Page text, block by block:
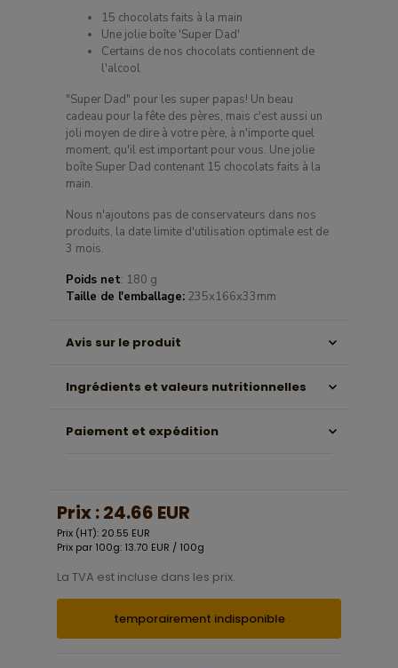
15 chocolats faits à la main
Une jolie boîte 'Super Dad'
Certains de nos chocolats contiennent de
l'alcool
"Super Dad" pour les super papas! Un beau
cadeau pour la fête des pères, mais c'est aussi un
joli moyen de dire à votre père, à n'importe quel
moment, qu'il est important pour vous. Une jolie
boîte Super Dad contenant 15 chocolats faits à la
main.
Nous n'ajoutons pas de conservateurs dans nos
produits, la date limite d'utilisation optimale est de
3 mois.
Poids net: 180 g
Taille de l'emballage: 235x166x33mm
Avis sur le produit
Ingrédients et valeurs nutritionnelles
Paiement et expédition
Prix :24.66 EUR
Prix (HT): 20.55 EUR
Prix par 100g: 13.70 EUR / 100g
La TVA est incluse dans les prix.
temporairement indisponible